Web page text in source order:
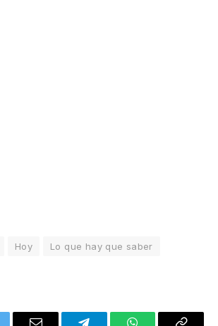
Hoy
Lo que hay que saber